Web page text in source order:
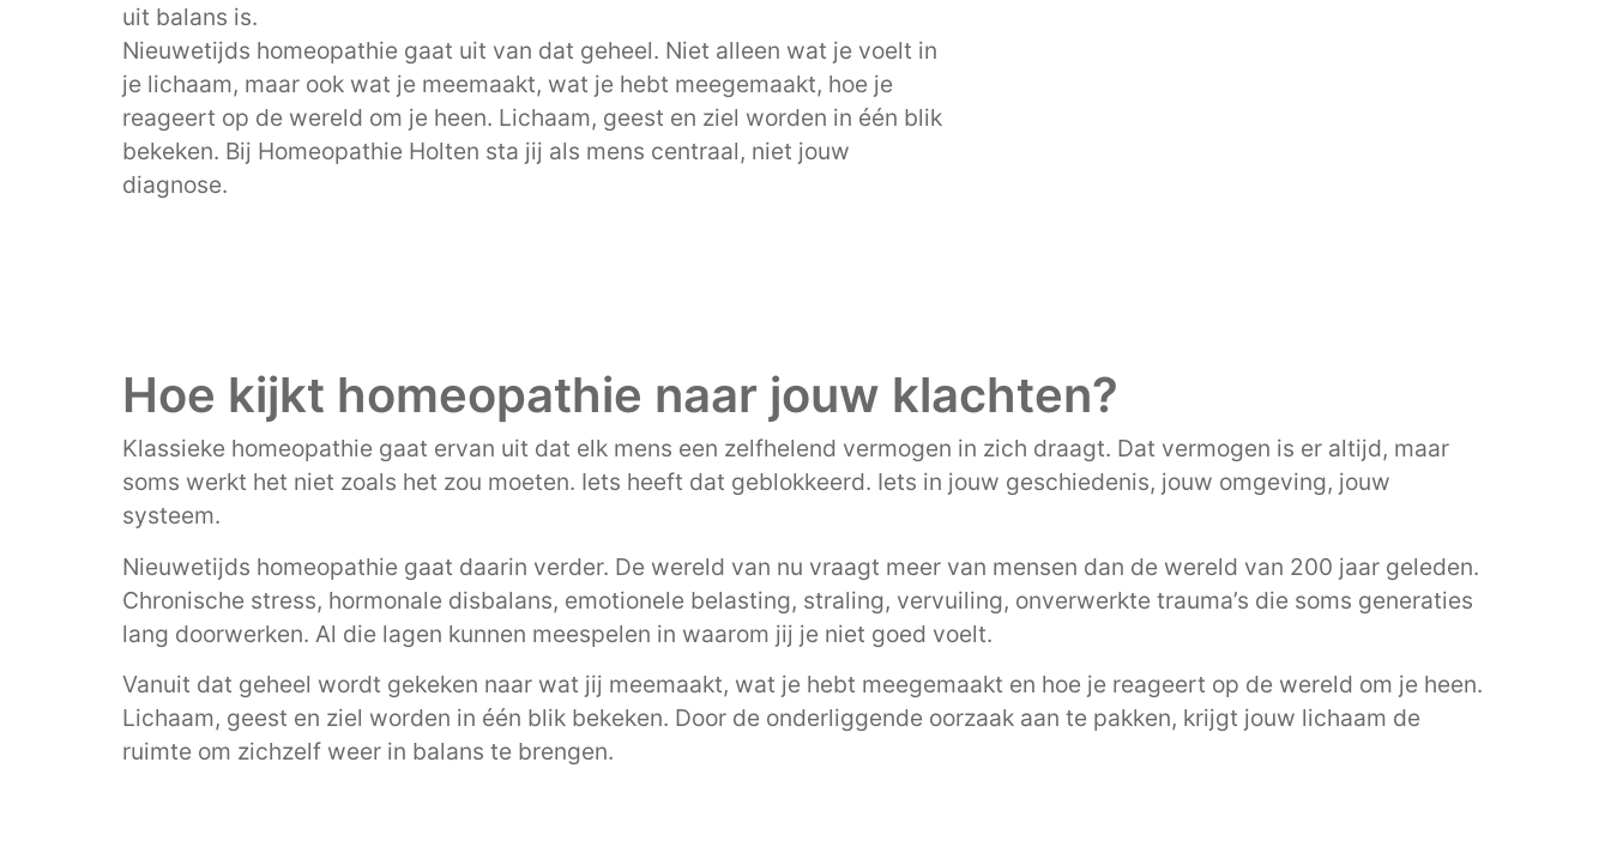
uit balans is.
Nieuwetijds homeopathie gaat uit van dat geheel. Niet alleen wat je voelt in
je lichaam, maar ook wat je meemaakt, wat je hebt meegemaakt, hoe je
reageert op de wereld om je heen. Lichaam, geest en ziel worden in één blik
bekeken. Bij Homeopathie Holten sta jij als mens centraal, niet jouw
diagnose.
Hoe kijkt homeopathie naar jouw klachten?
Klassieke homeopathie gaat ervan uit dat elk mens een zelfhelend vermogen in zich draagt. Dat vermogen is er altijd, maar
soms werkt het niet zoals het zou moeten. Iets heeft dat geblokkeerd. Iets in jouw geschiedenis, jouw omgeving, jouw
systeem.
Nieuwetijds homeopathie gaat daarin verder. De wereld van nu vraagt meer van mensen dan de wereld van 200 jaar geleden.
Chronische stress, hormonale disbalans, emotionele belasting, straling, vervuiling, onverwerkte trauma’s die soms generaties
lang doorwerken. Al die lagen kunnen meespelen in waarom jij je niet goed voelt.
Vanuit dat geheel wordt gekeken naar wat jij meemaakt, wat je hebt meegemaakt en hoe je reageert op de wereld om je heen.
Lichaam, geest en ziel worden in één blik bekeken. Door de onderliggende oorzaak aan te pakken, krijgt jouw lichaam de
ruimte om zichzelf weer in balans te brengen.